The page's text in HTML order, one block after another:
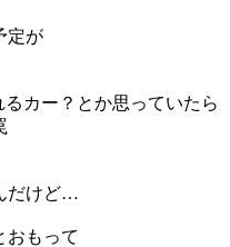
定が
カー？とか思っていたら
だけど…
おもって